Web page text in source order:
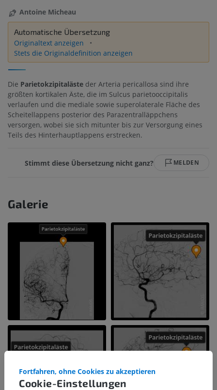
Antoine Micheau
Automatische Übersetzung
Originaltext anzeigen
Stets die Originaldefinition anzeigen
Die Parietokzipitaläste der Arteria pericallosa sind ihre
größten kortikalen Äste, die im Sulcus parietooccipitalis
verlaufen und die mediale sowie superolaterale Fläche des
Scheitellappens posterior des Parazentralläppchens
versorgen, wobei sie sich mitunter bis zur Versorgung eines
Teils des Hinterhauptlappens erstrecken.
Stimmt diese Übersetzung nicht ganz? MELDEN
Galerie
Cookie-Einstellungen
Fortfahren, ohne Cookies zu akzeptieren